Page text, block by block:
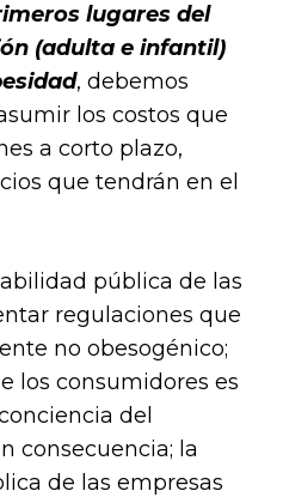
lugares del
(adulta e infantil)
, debemos
los costos que
a corto plazo,
que tendrán en el
pública de las
regulaciones que
no obesogénico;
los consumidores es
del
consecuencia; la
de las empresas